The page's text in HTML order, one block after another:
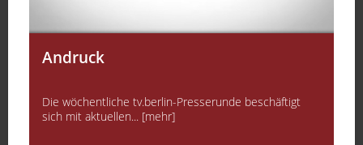
Andruck
Die wöchentliche tv.berlin-Presserunde beschäftigt
sich mit aktuellen... [mehr]